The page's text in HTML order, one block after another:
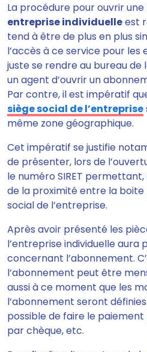
La procédure pour ouvrir une
entreprise individuelleest
tend à être de plus en plus
l’accès à ce service pour
juste se rendre au bureau de
un agent d’ouvrir un
Par contre, il est impératif
siège social de l’entreprise
même zone géographique.
Cet impératif se justifie
de présenter, lors de
le numéro SIRET permettant,
de la proximité entre la
social de l’entreprise.
Après avoir présenté les
l’entreprise individuelle aura
concernant l’abonnement.
l’abonnement peut être
aussi à ce moment que les
l’abonnement seront
possible de faire le
par chèque, etc.